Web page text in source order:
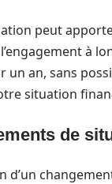
peut
à
an, sans
situation
de